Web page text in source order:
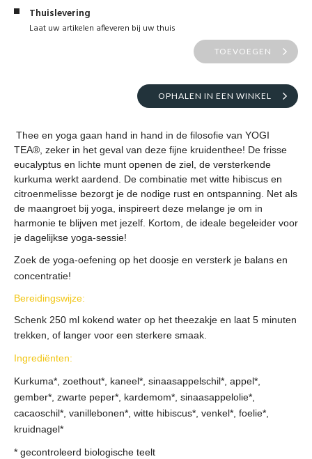
Thuislevering
Laat uw artikelen afleveren bij uw thuis
TOEVOEGEN
OPHALEN IN EEN WINKEL
Thee en yoga gaan hand in hand in de filosofie van YOGI
TEA®, zeker in het geval van deze fijne kruidenthee! De frisse
eucalyptus en lichte munt openen de ziel, de versterkende
kurkuma werkt aardend. De combinatie met witte hibiscus en
citroenmelisse bezorgt je de nodige rust en ontspanning. Net als
de maangroet bij yoga, inspireert deze melange je om in
harmonie te blijven met jezelf. Kortom, de ideale begeleider voor
je dagelijkse yoga-sessie!
Zoek de yoga-oefening op het doosje en versterk je balans en
concentratie!
Bereidingswijze:
Schenk 250 ml kokend water op het theezakje en laat 5 minuten
trekken, of langer voor een sterkere smaak.
Ingrediënten:
Kurkuma*, zoethout*, kaneel*, sinaasappelschil*, appel*,
gember*, zwarte peper*, kardemom*, sinaasappelolie*,
cacaoschil*, vanillebonen*, witte hibiscus*, venkel*, foelie*,
kruidnagel*
* gecontroleerd biologische teelt